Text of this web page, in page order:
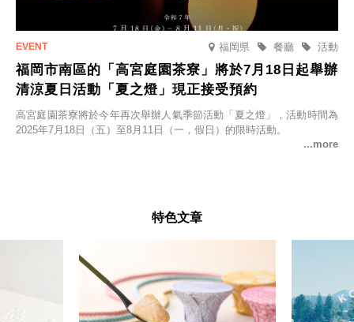
福岡県 活動
餐廳
福岡市南區的「高宮庭園茶寮」將於7月18日起舉辦
清涼夏日活動「夏之燈」現正接受預約
高宮庭園茶寮將於今年再次舉辦人氣季節活動「夏之燈」，活動時間為
2025年7月18日（五）至8月11日（一，假日）的限時活動。
特色文章